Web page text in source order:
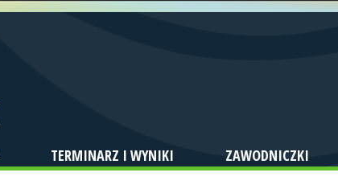
TERMINARZ I WYNIKI ZAWODNICZKI